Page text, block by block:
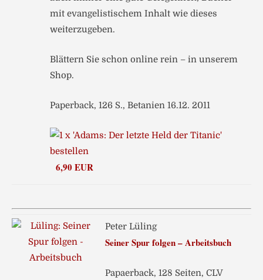
mit evangelistischem Inhalt wie dieses
weiterzugeben.
Blättern Sie schon online rein – in unserem
Shop.
Paperback, 126 S., Betanien 16.12. 2011
6,90 EUR
Peter Lüling
Seiner Spur folgen – Arbeitsbuch
Papaerback, 128 Seiten, CLV